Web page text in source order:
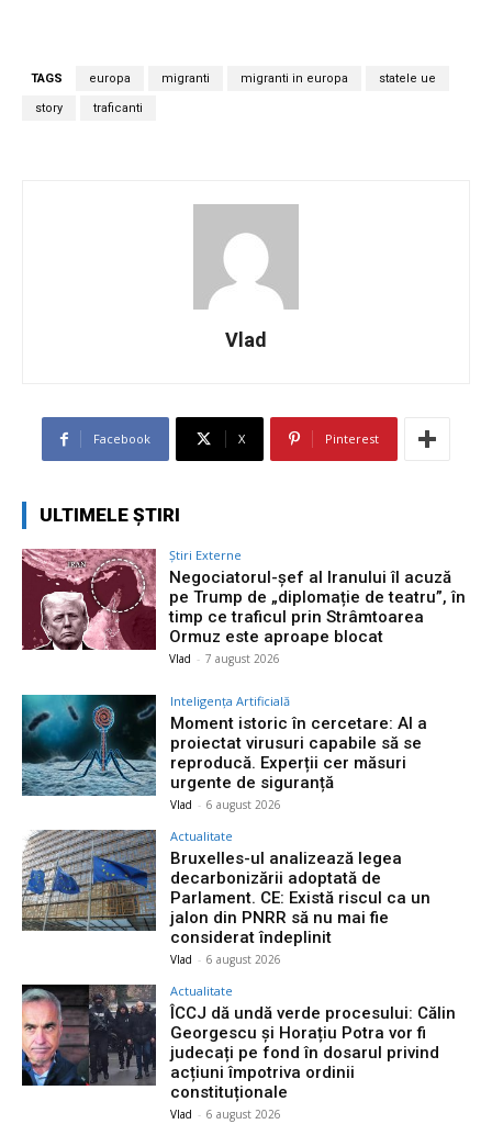
TAGS europa migranti migranti in europa statele ue
story traficanti
Vlad
Facebook X Pinterest
ULTIMELE ȘTIRI
Știri Externe
Negociatorul-șef al Iranului îl acuză
pe Trump de „diplomație de teatru”, în
timp ce traficul prin Strâmtoarea
Ormuz este aproape blocat
Vlad - 7 august 2026
Inteligența Artificială
Moment istoric în cercetare: AI a
proiectat virusuri capabile să se
reproducă. Experții cer măsuri
urgente de siguranță
Vlad - 6 august 2026
Actualitate
Bruxelles-ul analizează legea
decarbonizării adoptată de
Parlament. CE: Există riscul ca un
jalon din PNRR să nu mai fie
considerat îndeplinit
Vlad - 6 august 2026
Actualitate
ÎCCJ dă undă verde procesului: Călin
Georgescu și Horațiu Potra vor fi
judecați pe fond în dosarul privind
acțiuni împotriva ordinii
constituționale
Vlad - 6 august 2026